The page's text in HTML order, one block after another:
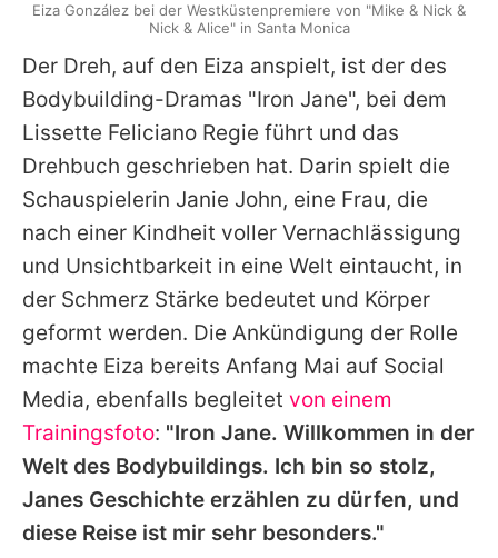
Der Dreh, auf den Eiza anspielt, ist der des
Bodybuilding-Dramas "Iron Jane", bei dem
Lissette Feliciano Regie führt und das
Drehbuch geschrieben hat. Darin spielt die
Schauspielerin Janie John, eine Frau, die
nach einer Kindheit voller Vernachlässigung
und Unsichtbarkeit in eine Welt eintaucht, in
der Schmerz Stärke bedeutet und Körper
geformt werden. Die Ankündigung der Rolle
machte Eiza bereits Anfang Mai auf Social
Media, ebenfalls begleitet von einem
Trainingsfoto: "Iron Jane. Willkommen in der
Welt des Bodybuildings. Ich bin so stolz,
Janes Geschichte erzählen zu dürfen, und
diese Reise ist mir sehr besonders."
Eiza González bei der Westküstenpremiere von "Mike & Nick &
Nick & Alice" in Santa Monica